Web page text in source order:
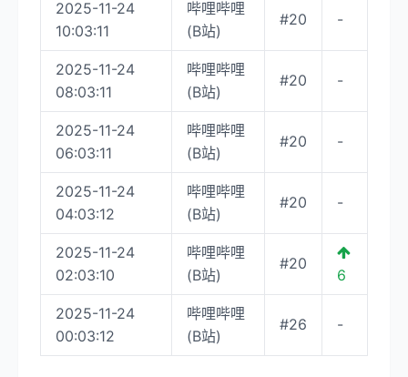
2025-11-24
10:03:11
哔哩哔哩
(B站)
#20 -
2025-11-24
08:03:11
哔哩哔哩
(B站)
#20 -
2025-11-24
06:03:11
哔哩哔哩
(B站)
#20 -
2025-11-24
04:03:12
哔哩哔哩
(B站)
#20 -
2025-11-24
02:03:10
哔哩哔哩
(B站)
#20
6
2025-11-24
00:03:12
哔哩哔哩
(B站)
#26 -